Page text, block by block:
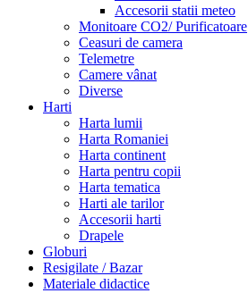
Accesorii statii meteo
Monitoare CO2/ Purificatoare
Ceasuri de camera
Telemetre
Camere vânat
Diverse
Harti
Harta lumii
Harta Romaniei
Harta continent
Harta pentru copii
Harta tematica
Harti ale tarilor
Accesorii harti
Drapele
Globuri
Resigilate / Bazar
Materiale didactice